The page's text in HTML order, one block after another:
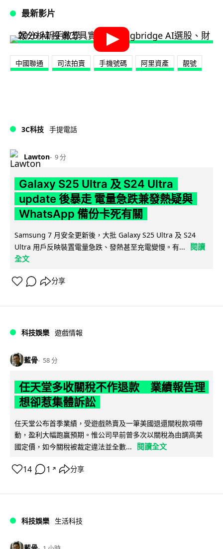
最新影片
中國聯通 司法拍賣 手機號碼 阿里資產 靚號
3C科技 手提電話
Lawton 9 分
Galaxy S25 Ultra 及 S24 Ultra
update 後暴走 電量急跌兼發熱疑與
WhatsApp 備份卡死有關
Samsung 7 月安全更新後，大批 Galaxy S25 Ultra 及 S24
Ultra 用戶反映裝置電量急跌、發熱甚至充電變慢。有...
閱讀
全文
分享
科技娛樂 遊戲情報
藍骨 58 分
任天堂多收關稅不作退款 業績報告理
想卻惹集體訴訟
任天堂公布首季業績，受遊戲熱賣及一筆美國退還關稅款項帶
動，盈利大幅跑贏預期。惟公司早前曾多次以關稅為由調高美
國定價，如今關稅被裁定違法並全數...
閱讀全文
14 1 ↗ 分享
科技娛樂 生活科技